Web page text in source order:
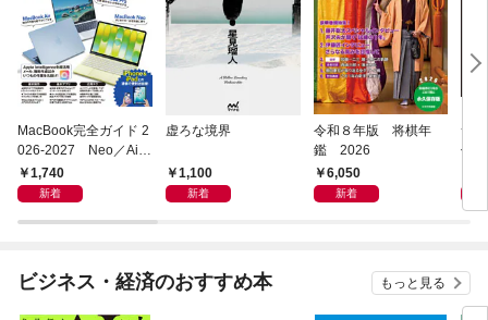
MacBook完全ガイド 2
026-2027 Neo／Air
／Pro対応
1,740
新着
虚ろな境界
1,100
新着
令和８年版 将棋年
鑑 2026
6,050
新着
つ
像
ビジネス・経済のおすすめ本 もっと見る